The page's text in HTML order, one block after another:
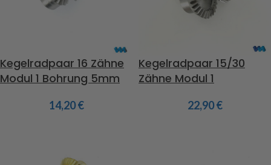
Kegelradpaar 16 Zähne
Modul 1 Bohrung 5mm
14,20€
Kegelradpaar 15/30
Zähne Modul 1
22,90€